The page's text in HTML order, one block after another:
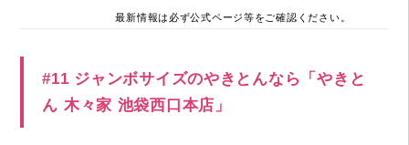
最新情報は必ず公式ページ等をご確認ください。
#11 ジャンボサイズのやきとんなら「やきと
ん 木々家 池袋西口本店」